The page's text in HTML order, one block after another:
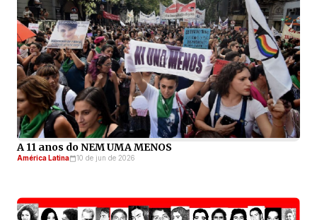
A 11 anos do NEM UMA MENOS
América Latina 10 de jun de 2026